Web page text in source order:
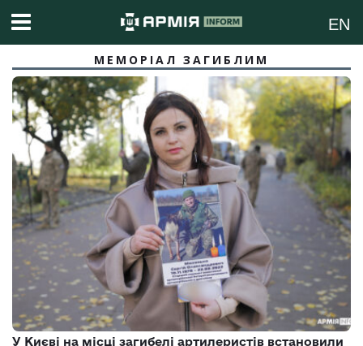
EN
МЕМОРІАЛ ЗАГИБЛИМ
У Києві на місці загибелі артилеристів встановили